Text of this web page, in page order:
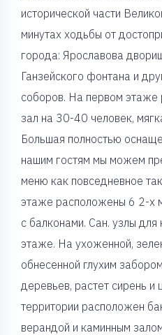
исторической части
минутах ходьбы от
города: Ярославова
Ганзейского фонтана и
соборов. На первом этаже
зал на 30-40 человек,
Большая полностью
нашим гостям мы можем
меню как повседневное
этаже расположены 6 2-х
с балконами. Сан. узлы
этаже. На ухоженной,
обнесенной глухим
деревьев, растет сирень и
территории расположен
верандой и каминным